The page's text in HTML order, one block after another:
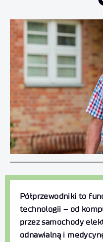
Półprzewodniki to
technologii – od
przez samochody
odnawialną i